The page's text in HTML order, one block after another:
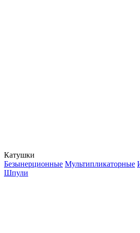
Катушки
Безынерционные Мультипликаторные
Шпули